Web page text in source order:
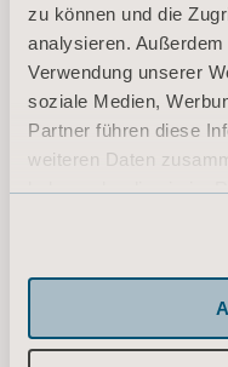
zu können und die
analysieren.
Verwendung unserer
soziale Medien,
Partner führen diese
weiteren Daten
haben oder die sie im